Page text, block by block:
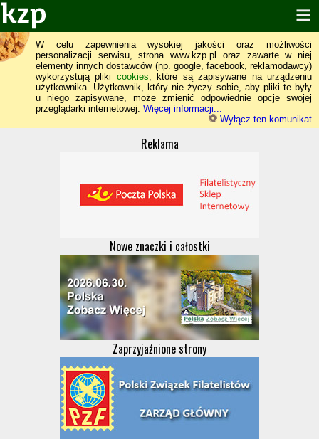
W celu zapewnienia wysokiej jakości oraz możliwości
personalizacji serwisu, strona www.kzp.pl oraz zawarte w niej
elementy innych dostawców (np. google, facebook, reklamodawcy)
wykorzystują pliki cookies, które są zapisywane na urządzeniu
użytkownika. Użytkownik, który nie życzy sobie, aby pliki te były
u niego zapisywane, może zmienić odpowiednie opcje swojej
przeglądarki internetowej. Więcej informacji...
Wyłącz ten komunikat
Reklama
Nowe znaczki i całostki
Zaprzyjaźnione strony